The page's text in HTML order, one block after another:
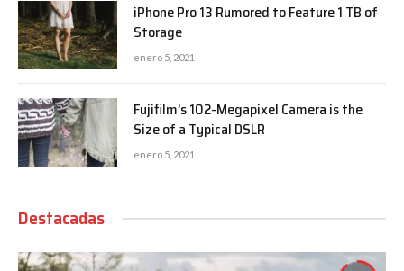
iPhone Pro 13 Rumored to Feature 1 TB of
Storage
enero 5, 2021
Fujifilm’s 102-Megapixel Camera is the
Size of a Typical DSLR
enero 5, 2021
Destacadas